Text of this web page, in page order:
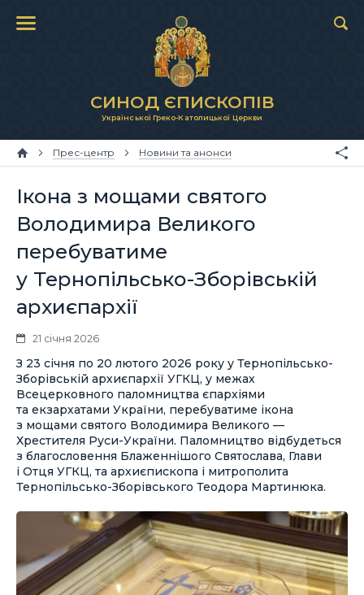
СИНОД ЄПИСКОПІВ
Української Греко-Католицької Церкви
Прес-центр Новини та анонси
Ікона з мощами святого
Володимира Великого
перебуватиме
у Тернопільсько-Зборівській
архиєпархії
21 січня 2026
З 23 січня по 20 лютого 2026 року у Тернопільсько-
Зборівській архиєпархії УГКЦ, у межах
Всецерковного паломництва єпархіями
та екзархатами України, перебуватиме ікона
з мощами святого Володимира Великого —
Хрестителя Руси-України. Паломництво відбудеться
з благословення Блаженнішого Святослава, Глави
і Отця УГКЦ, та архиєпископа і митрополита
Тернопільсько-Зборівського Теодора Мартинюка.